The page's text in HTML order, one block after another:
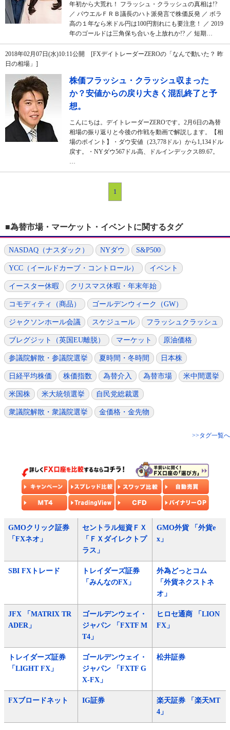
年初から大荒れ！ フラッシュ・クラッシュの真相は!?
／ パウエルＦＲＢ議長のハト派発言で株価反発 ／ ボラ
高の１年なら米ドル円は100円割れにも要注意！ ／ 2019
年のゴールドは三角保ち合いを上放れか!? ／ 短期…
2018年02月07日(水)10:11公開 [FXデイトレーダーZEROの「なんで動いた？ 昨
日の相場」]
株価フラッシュ・クラッシュ収まった
か？安値からの戻り大きく混乱終了と予
想。
こんにちは。デイトレーダーZEROです。2月6日の為替
相場の振り返りと今後の作戦を動画で解説します。【相
場のポイント】・ダウ安値（23,778ドル）から1,134ドル
戻す。・NYダウ567ドル高、ドルインデックス89.67。
…
1
■為替市場・マーケット・イベントに関するタグ
NASDAQ（ナスダック） NYダウ S&P500
YCC（イールドカーブ・コントロール） イベント
イースター休暇 クリスマス休暇・年末年始
コモディティ（商品） ゴールデンウィーク（GW）
ジャクソンホール会議 スケジュール フラッシュクラッシュ
ブレグジット（英国EU離脱） マーケット 原油価格
参議院解散・参議院選挙 夏時間・冬時間 日本株
日経平均株価 株価指数 為替介入 為替市場 米中間選挙
米国株 米大統領選挙 自民党総裁選
衆議院解散・衆議院選挙 金価格・金先物
>>タグ一覧へ
GMOクリック証券
「FXネオ」
セントラル短資ＦＸ
「ＦＸダイレクトプ
ラス」
GMO外貨 「外貨e
x」
SBI FXトレード
トレイダーズ証券
「みんなのFX」
外為どっとコム
「外貨ネクストネ
オ」
JFX 「MATRIX TR
ADER」
ゴールデンウェイ・
ジャパン 「FXTF M
T4」
ヒロセ通商 「LION
FX」
トレイダーズ証券
「LIGHT FX」
ゴールデンウェイ・
ジャパン 「FXTF G
X-FX」
松井証券
FXブロードネット IG証券
楽天証券 「楽天MT
4」